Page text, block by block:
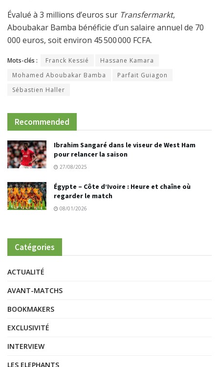
Évalué à 3 millions d’euros sur Transfermarkt,
Aboubakar Bamba bénéficie d’un salaire annuel de 70
000 euros, soit environ 45 500 000 FCFA.
Mots-clés : Franck Kessié
Hassane Kamara
Mohamed Aboubakar Bamba
Parfait Guiagon
Sébastien Haller
Recommended
Ibrahim Sangaré dans le viseur de West Ham
pour relancer la saison
27/08/2025
Égypte – Côte d’Ivoire : Heure et chaîne où
regarder le match
08/01/2026
Catégories
ACTUALITÉ
AVANT-MATCHS
BOOKMAKERS
EXCLUSIVITÉ
INTERVIEW
LES ELEPHANTS